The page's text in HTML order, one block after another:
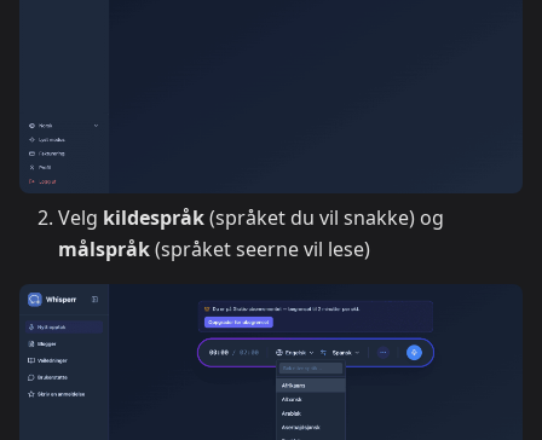
Velg kildespråk(språket du vil snakke) og
målspråk(språket seerne vil lese)